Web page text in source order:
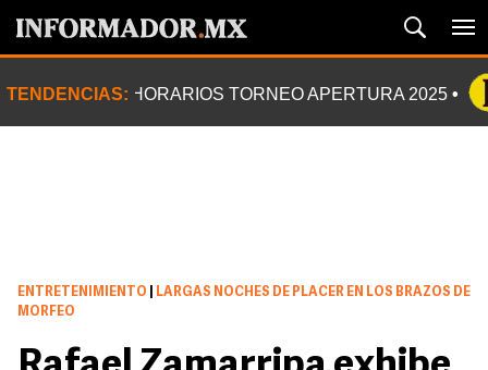
TENDENCIAS: HORARIOS TORNEO APERTURA 2025
ENTRETENIMIENTO
LARGAS NOCHES DE PLACER EN LOS BRAZOS DE
MORFEO